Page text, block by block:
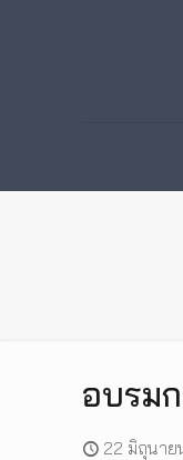
อบรม
22 มิถุนาย